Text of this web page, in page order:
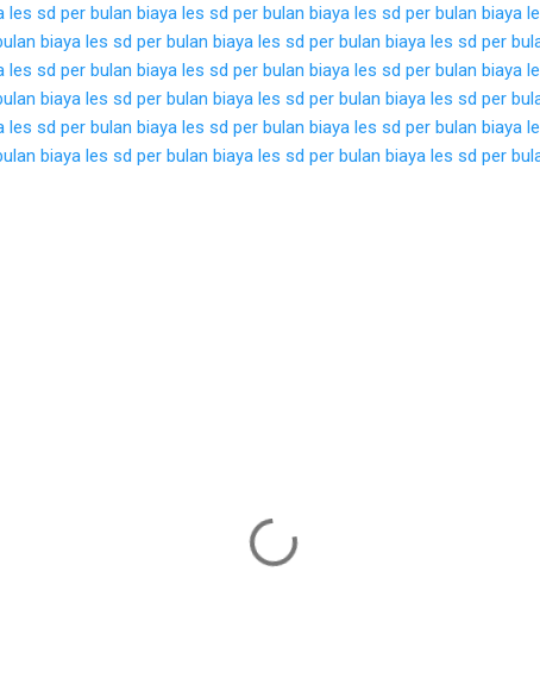
les sd per bulan biaya les sd per bulan biaya les sd per bulan biaya
biaya les sd per bulan biaya les sd per bulan biaya les sd per
les sd per bulan biaya les sd per bulan biaya les sd per bulan biaya
biaya les sd per bulan biaya les sd per bulan biaya les sd per
les sd per bulan biaya les sd per bulan biaya les sd per bulan biaya
biaya les sd per bulan biaya les sd per bulan biaya les sd per